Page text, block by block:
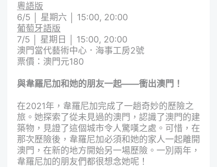
粵語版
6/5 │ 星期六 │ 15:00, 20:00
葡萄牙語版
7/5 │ 星期日 │ 15:00, 20:00
澳門當代藝術中心．海事工房2號
票價：澳門元180
與韋羅尼加和她的朋友一起——衝出澳門！
在2021年，韋羅尼加完成了一趟奇妙的歷險之
旅。她探索了從未見過的澳門，認識了澳門的建
築物，見證了這個城市令人驚嘆之處。可惜，在
那次歷險後，韋羅尼加必須和她的家人一起離開
澳門，在新的地方開始另一場歷險。一別兩年，
韋羅尼加的朋友們都很想念她呢！